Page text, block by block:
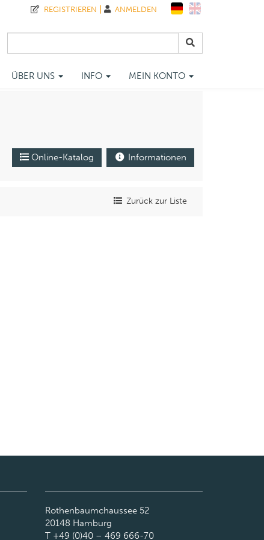
ÜBER UNS INFO MEIN KONTO
REGISTRIEREN ANMELDEN
Online-Katalog Informationen
Zurück zur Liste
Rothenbaumchaussee 52
20148 Hamburg
T +49 (0)40 – 469 666-70